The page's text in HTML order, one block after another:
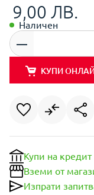
9,00 ЛВ.
Наличен
КУПИ
Купи на кредит
Вземи от
Изпрати